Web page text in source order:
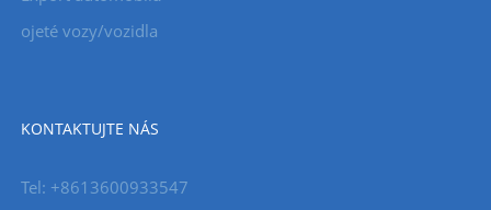
ojeté vozy/vozidla
KONTAKTUJTE NÁS
Tel: +8613600933547